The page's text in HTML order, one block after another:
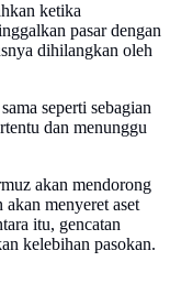
ketika
pasar dengan
dihilangkan oleh
seperti sebagian
dan menunggu
akan mendorong
menyeret aset
itu, gencatan
kelebihan pasokan.